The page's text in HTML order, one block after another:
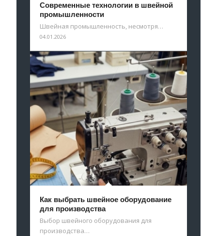
Современные технологии в швейной
промышленности
Швейная промышленность, несмотря…
04.01.2026
Как выбрать швейное оборудование
для производства
Выбор швейного оборудования для
производства…